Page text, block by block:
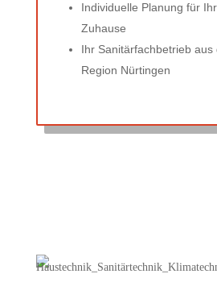
Individuelle Planung für Ihr
Zuhause
Ihr Sanitärfachbetrieb aus
Region Nürtingen